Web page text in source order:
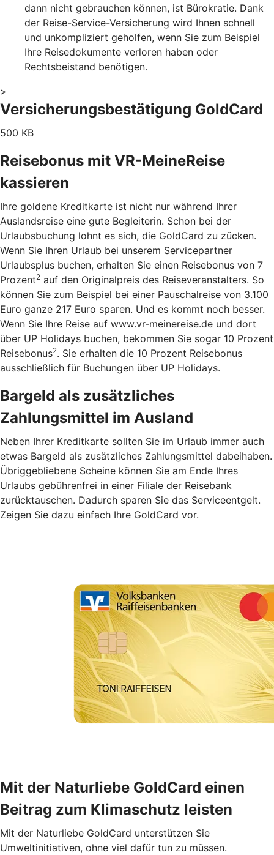
dann nicht gebrauchen können, ist Bürokratie. Dank
der Reise-Service-Versicherung wird Ihnen schnell
und unkompliziert geholfen, wenn Sie zum Beispiel
Ihre Reisedokumente verloren haben oder
Rechtsbeistand benötigen.
>
Versicherungsbestätigung GoldCard
500 KB
Reisebonus mit VR-MeineReise
kassieren
Ihre goldene Kreditkarte ist nicht nur während Ihrer
Auslandsreise eine gute Begleiterin. Schon bei der
Urlaubsbuchung lohnt es sich, die GoldCard zu zücken.
Wenn Sie Ihren Urlaub bei unserem Servicepartner
Urlaubsplus buchen, erhalten Sie einen Reisebonus von 7
Prozent2 auf den Originalpreis des Reiseveranstalters. So
können Sie zum Beispiel bei einer Pauschalreise von 3.100
Euro ganze 217 Euro sparen. Und es kommt noch besser.
Wenn Sie Ihre Reise auf www.vr-meinereise.de und dort
über UP Holidays buchen, bekommen Sie sogar 10 Prozent
Reisebonus2. Sie erhalten die 10 Prozent Reisebonus
ausschließlich für Buchungen über UP Holidays.
Bargeld als zusätzliches
Zahlungsmittel im Ausland
Neben Ihrer Kreditkarte sollten Sie im Urlaub immer auch
etwas Bargeld als zusätzliches Zahlungsmittel dabeihaben.
Übriggebliebene Scheine können Sie am Ende Ihres
Urlaubs gebührenfrei in einer Filiale der Reisebank
zurücktauschen. Dadurch sparen Sie das Serviceentgelt.
Zeigen Sie dazu einfach Ihre GoldCard vor.
Mit der Naturliebe GoldCard einen
Beitrag zum Klimaschutz leisten
Mit der Naturliebe GoldCard unterstützen Sie
Umweltinitiativen, ohne viel dafür tun zu müssen.